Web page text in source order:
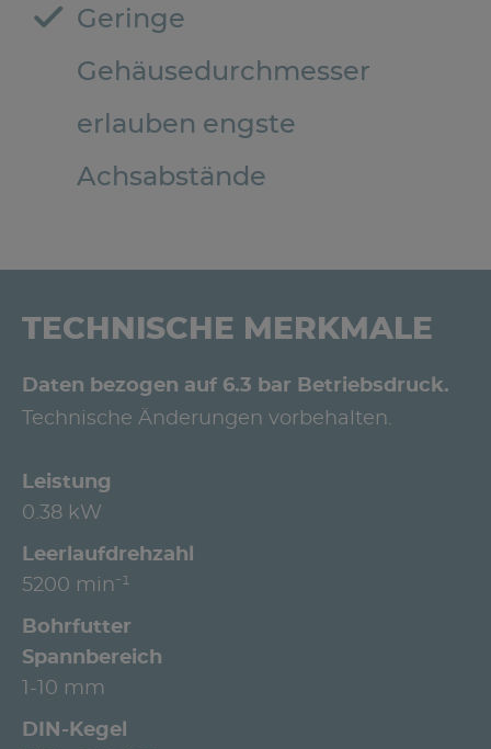
Geringe
Gehäusedurchmesser
erlauben engste
Achsabstände
TECHNISCHE MERKMALE
Daten bezogen auf 6.3 bar Betriebsdruck.
Technische Änderungen vorbehalten.
Leistung
0.38 kW
Leerlaufdrehzahl
5200 min⁻¹
Bohrfutter
Spannbereich
1-10 mm
DIN-Kegel